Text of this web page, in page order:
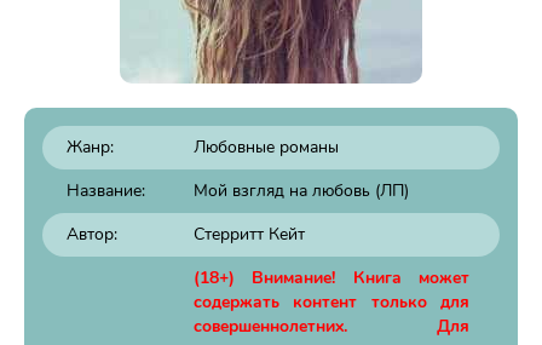
Жанр:
Любовные романы
Название:
Мой взгляд на любовь (ЛП)
Автор:
Стерритт Кейт
(18+) Внимание! Книга может
содержать контент только для
совершеннолетних. Для